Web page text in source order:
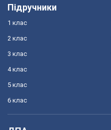
Підручники
1 клас
2 клас
3 клас
4 клас
5 клас
6 клас